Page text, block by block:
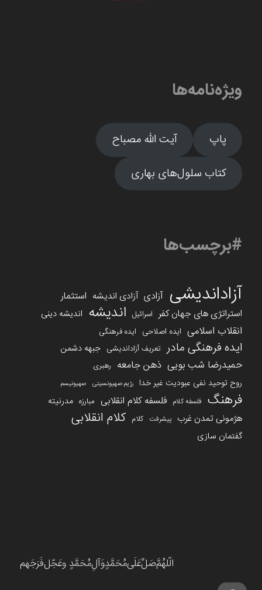
ویژه‌نامه‌ها
پاپ
آیت الله مصباح
کتاب سلول‌های بهاری
#برچسب‌ها
آزاداندیشی آزادی آزادی اندیشه استثمار
استراتژی های جهان کفر اسرائیل اندیشه اندیشه دینی
انقلاب اسلامی ایده اصلاحی ایده فرهنگی
ایده فرهنگی مادر تعریف آزاداندیشی جبهه دشمن
حمیدرضا شب بویی ذهن جامعه رهبری
روح توحید نفی عبودیت غیر خدا رژیم صهیونسیتی صهیونیسم
فرهنگ فلسفه کلام فلسفه کلام انقلابی مبارزه مدرنیته
هژمونی تمدن غرب پیشرفت کلام کلام انقلابی
گفتمان سازی
الّلهُمَّ‌صَلِّ‌عَلَی‌مُحَمَّدٍوَآلِ‌مُحَمَّدٍ وعَجّل‌فَرَجَهم